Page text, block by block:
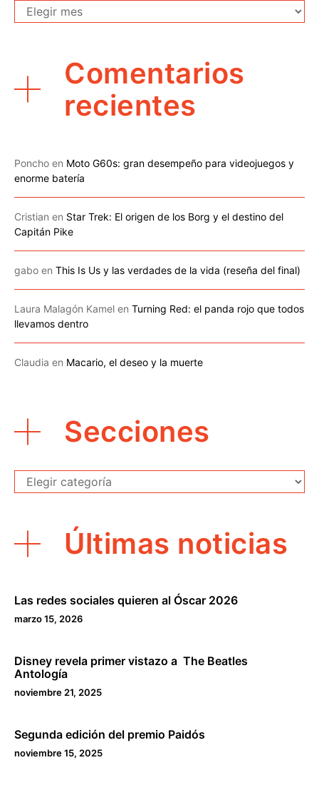
Archivo
Comentarios
recientes
Poncho en Moto G60s: gran desempeño para videojuegos y
enorme batería
Cristian en Star Trek: El origen de los Borg y el destino del
Capitán Pike
gabo en This Is Us y las verdades de la vida (reseña del final)
Laura Malagón Kamel en Turning Red: el panda rojo que todos
llevamos dentro
Claudia en Macario, el deseo y la muerte
Secciones
Secciones
Últimas noticias
Las redes sociales quieren al Óscar 2026
marzo 15, 2026
Disney revela primer vistazo a The Beatles
Antología
noviembre 21, 2025
Segunda edición del premio Paidós
noviembre 15, 2025